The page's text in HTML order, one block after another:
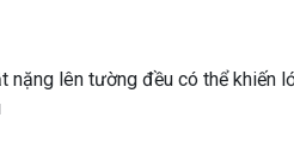
nặng lên tường đều có thể khiến